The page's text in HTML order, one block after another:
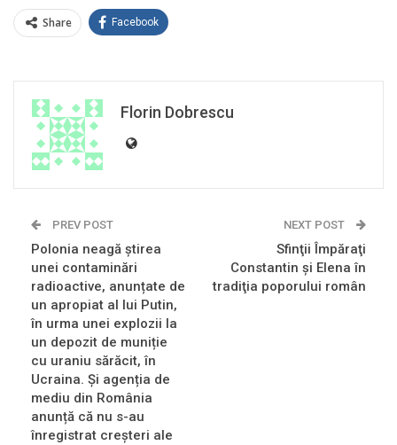
Share Facebook
Florin Dobrescu
PREV POST
Polonia neagă știrea
unei contaminări
radioactive, anunțate de
un apropiat al lui Putin,
în urma unei explozii la
un depozit de muniție
cu uraniu sărăcit, în
Ucraina. Și agenția de
mediu din România
anunță că nu s-au
înregistrat creșteri ale
NEXT POST
Sfinţii Împăraţi
Constantin şi Elena în
tradiţia poporului român